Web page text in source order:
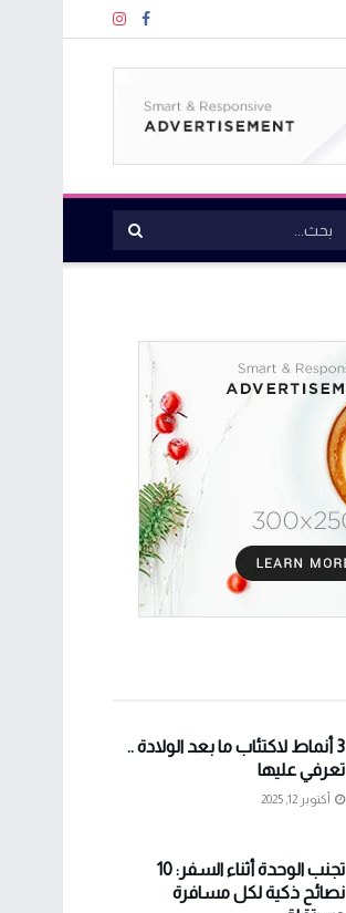
3 أنماط لاكتئاب ما بعد الولادة ..
تعرفي عليها
أكتوبر 12, 2025
تجنب الوحدة أثناء السفر: 10
نصائح ذكية لكل مسافرة